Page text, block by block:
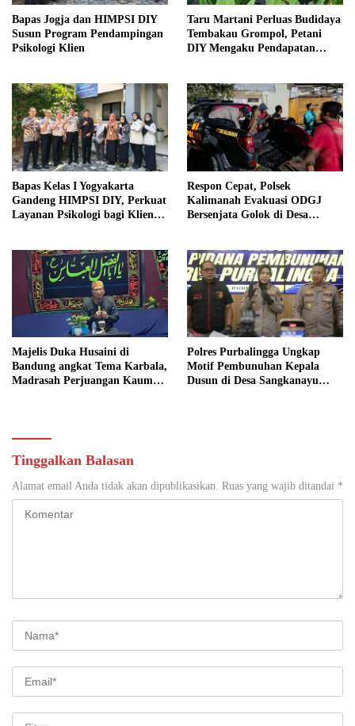
Bapas Jogja dan HIMPSI DIY
Susun Program Pendampingan
Psikologi Klien
Taru Martani Perluas Budidaya
Tembakau Grompol, Petani
DIY Mengaku Pendapatan
Bapas Kelas I Yogyakarta
Gandeng HIMPSI DIY, Perkuat
Layanan Psikologi bagi Klien
Respon Cepat, Polsek
Kalimanah Evakuasi ODGJ
Bersenjata Golok di Desa
Majelis Duka Husaini di
Bandung angkat Tema Karbala,
Madrasah Perjuangan Kaum
Polres Purbalingga Ungkap
Motif Pembunuhan Kepala
Dusun di Desa Sangkanayu
Tinggalkan Balasan
Alamat email Anda tidak akan dipublikasikan. Ruas yang wajib ditandai *